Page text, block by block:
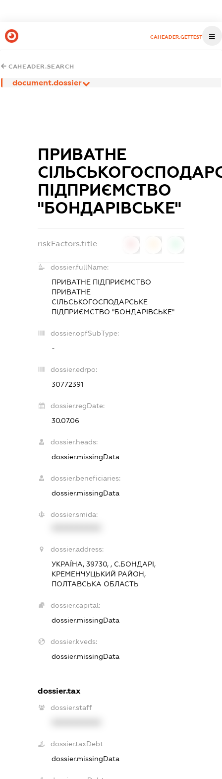
CAHEADER.GETTEST
CAHEADER.SEARCH
document.dossier
ПРИВАТНЕ
ПІДПРИЄМСТВО
"БОНДАРІВСЬКЕ"
riskFactors.title
dossier.fullName:
ПРИВАТНЕ ПІДПРИЄМСТВО
ПРИВАТНЕ
СІЛЬСЬКОГОСПОДАРСЬКЕ
ПІДПРИЄМСТВО "БОНДАРІВСЬКЕ"
dossier.opfSubType:
-
dossier.edrpo:
30772391
dossier.regDate:
30.07.06
dossier.heads:
dossier.missingData
dossier.beneficiaries:
dossier.missingData
dossier.smida:
dossier.address:
УКРАЇНА, 39730, , С.БОНДАРІ,
КРЕМЕНЧУЦЬКИЙ РАЙОН,
ПОЛТАВСЬКА ОБЛАСТЬ
dossier.capital:
dossier.missingData
dossier.kveds:
dossier.missingData
dossier.tax
dossier.staff
dossier.taxDebt
dossier.missingData